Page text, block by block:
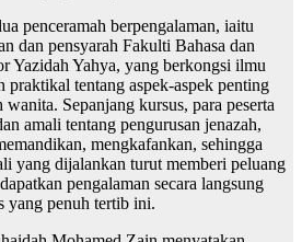
penceramah berpengalaman, iaitu
dan pensyarah Fakulti Bahasa dan
Yahya, yang berkongsi ilmu
praktikal tentang aspek-aspek penting
wanita. Sepanjang kursus, para peserta
amali tentang pengurusan jenazah,
mengkafankan, sehingga
yang dijalankan turut memberi peluang
pengalaman secara langsung
yang penuh tertib ini.